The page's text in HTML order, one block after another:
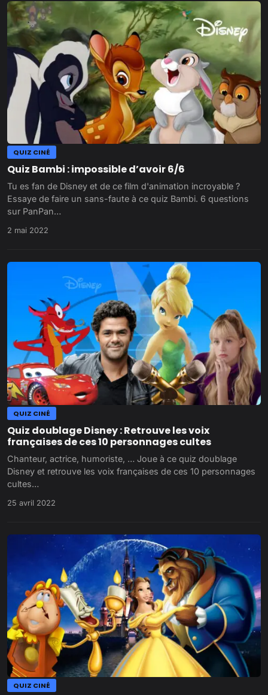
QUIZ CINÉ
Quiz Bambi : impossible d’avoir 6/6
Tu es fan de Disney et de ce film d'animation incroyable ?
Essaye de faire un sans-faute à ce quiz Bambi. 6 questions
sur PanPan…
2 mai 2022
QUIZ CINÉ
Quiz doublage Disney : Retrouve les voix
françaises de ces 10 personnages cultes
Chanteur, actrice, humoriste, … Joue à ce quiz doublage
Disney et retrouve les voix françaises de ces 10 personnages
cultes…
25 avril 2022
QUIZ CINÉ